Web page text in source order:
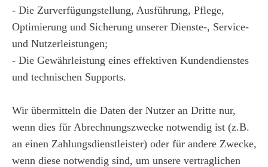
- Die Zurverfügungstellung, Ausführung, Pflege,
Optimierung und Sicherung unserer Dienste-, Service-
und Nutzerleistungen;
- Die Gewährleistung eines effektiven Kundendienstes
und technischen Supports.
Wir übermitteln die Daten der Nutzer an Dritte nur,
wenn dies für Abrechnungszwecke notwendig ist (z.B.
an einen Zahlungsdienstleister) oder für andere Zwecke,
wenn diese notwendig sind, um unsere vertraglichen